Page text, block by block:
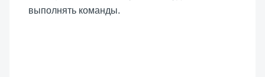
выполнять команды.